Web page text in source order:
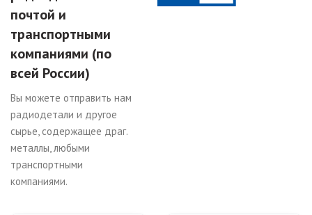
почтой и
транспортными
компаниями (по
всей России)
Вы можете отправить нам
радиодетали и другое
сырье, содержащее драг.
металлы, любыми
транспортными
компаниями.